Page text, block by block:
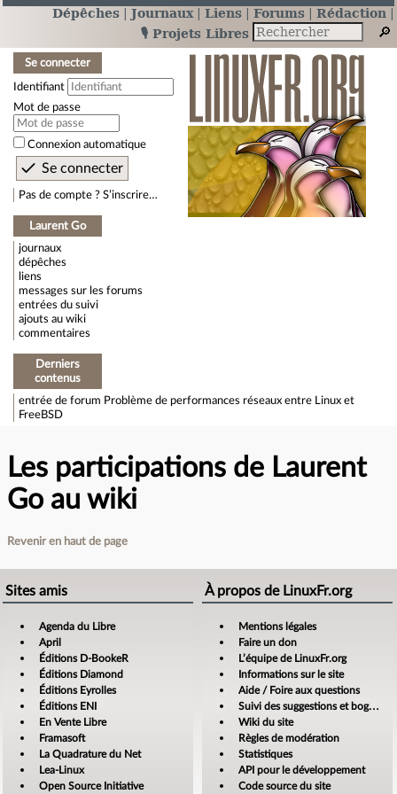
Dépêches Journaux Liens Forums
Rédaction
🎙️ Projets Libres
Se connecter
Identifiant
Mot de passe
Connexion automatique
Pas de compte ? S’inscrire…
Laurent Go
journaux
dépêches
liens
messages sur les forums
entrées du suivi
ajouts au wiki
commentaires
Derniers
contenus
entrée de forum Problème de performances réseaux entre Linux et
FreeBSD
Les participations de Laurent
Go au wiki
Revenir en haut de page
Sites amis
Agenda du Libre
April
Éditions D-BookeR
Éditions Diamond
Éditions Eyrolles
Éditions ENI
En Vente Libre
Framasoft
La Quadrature du Net
Lea-Linux
Open Source Initiative
À propos de LinuxFr.org
Mentions légales
Faire un don
L’équipe de LinuxFr.org
Informations sur le site
Aide / Foire aux questions
Suivi des suggestions et bogues
Wiki du site
Règles de modération
Statistiques
API pour le développement
Code source du site